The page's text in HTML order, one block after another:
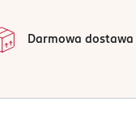
Darmowa dostawa